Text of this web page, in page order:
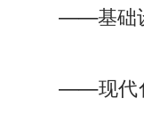
——基础设
——现代化